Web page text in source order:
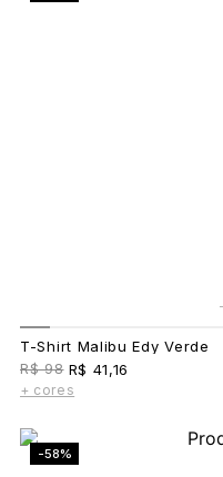
T-Shirt Malibu Edy Verde
R$ 98 R$ 41,16
+ cores
-58%